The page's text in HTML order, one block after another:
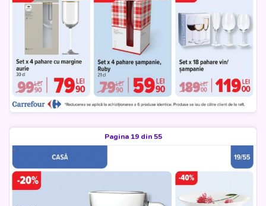
Pagina 19 din 55